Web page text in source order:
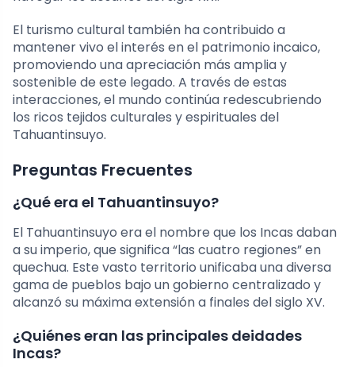
El turismo cultural también ha contribuido a
mantener vivo el interés en el patrimonio incaico,
promoviendo una apreciación más amplia y
sostenible de este legado. A través de estas
interacciones, el mundo continúa redescubriendo
los ricos tejidos culturales y espirituales del
Tahuantinsuyo.
Preguntas Frecuentes
¿Qué era el Tahuantinsuyo?
El Tahuantinsuyo era el nombre que los Incas daban
a su imperio, que significa “las cuatro regiones” en
quechua. Este vasto territorio unificaba una diversa
gama de pueblos bajo un gobierno centralizado y
alcanzó su máxima extensión a finales del siglo XV.
¿Quiénes eran las principales deidades
Incas?